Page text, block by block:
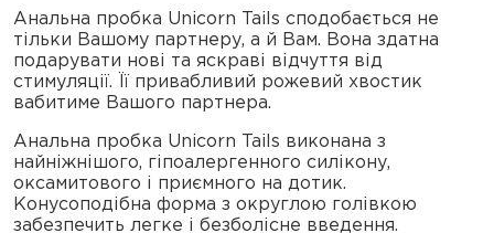
Анальна пробка Unicorn Tails сподобається не
тільки Вашому партнеру, а й Вам. Вона здатна
подарувати нові та яскраві відчуття від
стимуляції. Її привабливий рожевий хвостик
вабитиме Вашого партнера.
Анальна пробка Unicorn Tails виконана з
найніжнішого, гіпоалергенного силікону,
оксамитового і приємного на дотик.
Конусоподібна форма з округлою голівкою
забезпечить легке і безболісне введення.